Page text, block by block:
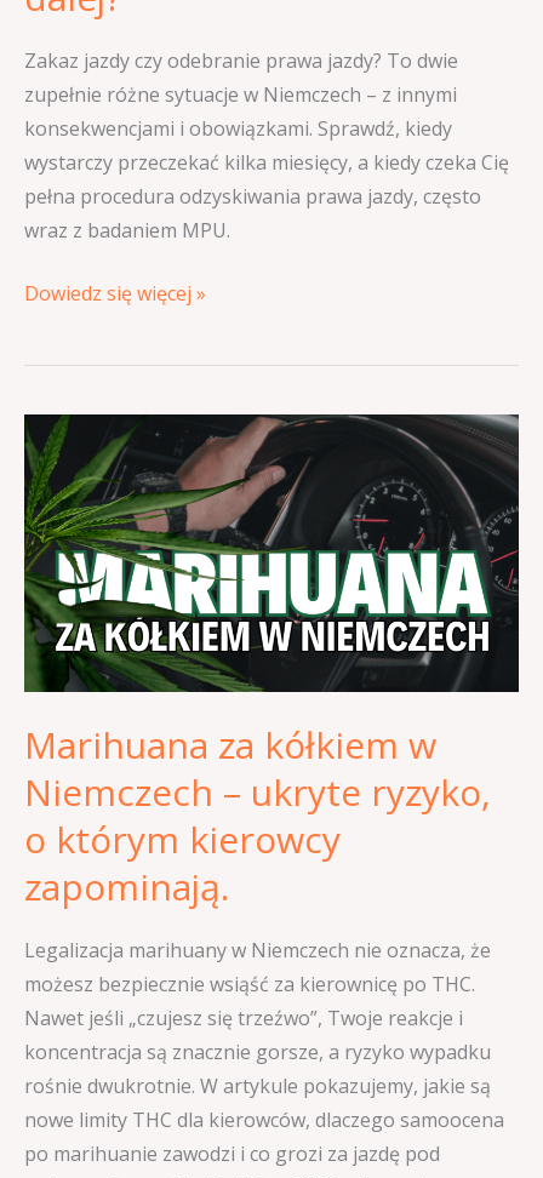
Zakaz jazdy czy odebranie prawa jazdy? To dwie
zupełnie różne sytuacje w Niemczech – z innymi
konsekwencjami i obowiązkami. Sprawdź, kiedy
wystarczy przeczekać kilka miesięcy, a kiedy czeka Cię
pełna procedura odzyskiwania prawa jazdy, często
wraz z badaniem MPU.
Dowiedz się więcej »
Marihuana za kółkiem w
Niemczech – ukryte ryzyko,
o którym kierowcy
zapominają.
Legalizacja marihuany w Niemczech nie oznacza, że
możesz bezpiecznie wsiąść za kierownicę po THC.
Nawet jeśli „czujesz się trzeźwo”, Twoje reakcje i
koncentracja są znacznie gorsze, a ryzyko wypadku
rośnie dwukrotnie. W artykule pokazujemy, jakie są
nowe limity THC dla kierowców, dlaczego samoocena
po marihuanie zawodzi i co grozi za jazdę pod
Marihuana
za
kółkiem
w
Niemczech
–
ukryte
ryzyko,
o
którym
zapominają.